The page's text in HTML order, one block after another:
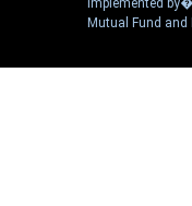
Mutual Fund